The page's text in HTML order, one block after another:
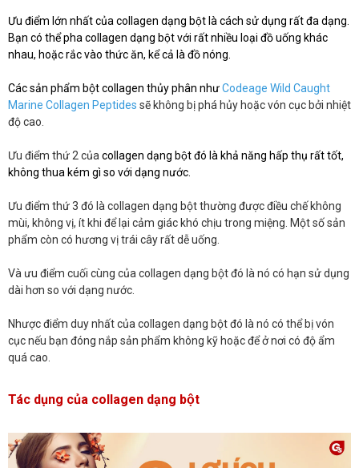
Ưu điểm lớn nhất của collagen dạng bột là cách sử dụng rất đa dạng.
Bạn có thể pha collagen dạng bột với rất nhiều loại đồ uống khác
nhau, hoặc rắc vào thức ăn, kể cả là đồ nóng.
Các sản phẩm bột collagen thủy phân nhưCodeage Wild Caught
Marine Collagen Peptides sẽ không bị phá hủy hoặc vón cục bởi nhiệt
độ cao.
Ưu điểm thứ 2 của collagen dạng bột đó là khả năng hấp thụ rất tốt,
không thua kém gì so với dạng nước.
Ưu điểm thứ 3 đó là collagen dạng bột thường được điều chế không
mùi, không vị, ít khi để lại cảm giác khó chịu trong miệng. Một số sản
phẩm còn có hương vị trái cây rất dễ uống.
Và ưu điểm cuối cùng của collagen dạng bột đó là nó có hạn sử dụng
dài hơn so với dạng nước.
Nhược điểm duy nhất của collagen dạng bột đó là nó có thể bị vón
cục nếu bạn đóng nắp sản phẩm không kỹ hoặc để ở nơi có độ ẩm
quá cao.
Tác dụng của collagen dạng bột